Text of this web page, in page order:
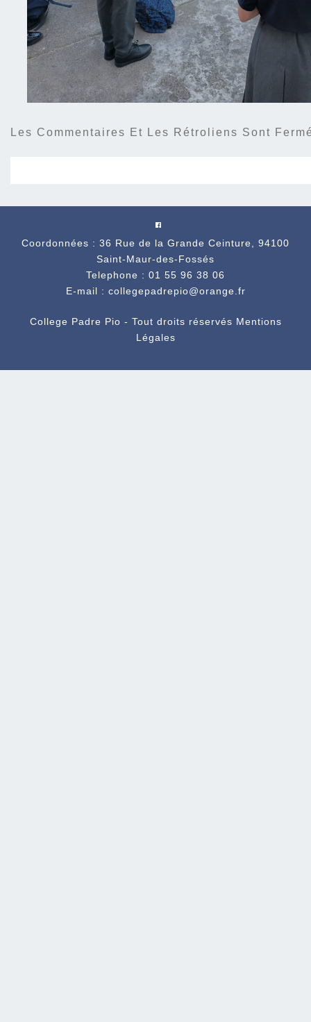
Les Commentaires Et Les Rétroliens Sont
Coordonnées : 36 Rue de la Grande Ceinture, 94100
Saint-Maur-des-Fossés
Telephone : 01 55 96 38 06
E-mail : collegepadrepio@orange.fr
College Padre Pio - Tout droits réservés Mentions
Légales